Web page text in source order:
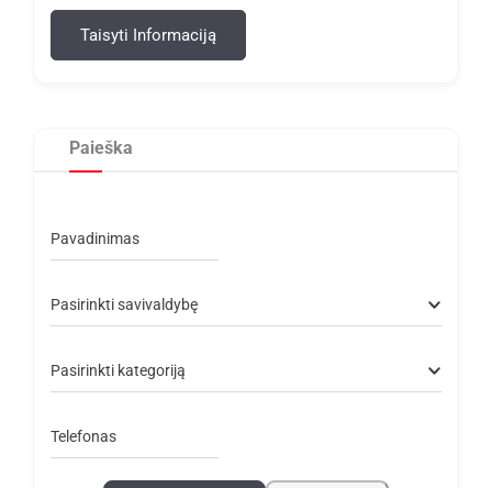
Taisyti Informaciją
Paieška
Pavadinimas
Pasirinkti savivaldybę
Pasirinkti kategoriją
Telefonas